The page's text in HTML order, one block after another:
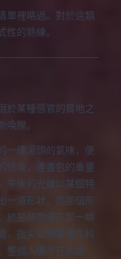
單裡略過。對於這類
的熟練。
於某種感官的質地之
醒。
一縷湯頭的氣味，便
傍晚，連書包的重量
午後的光線以某個特
一道形狀，而那個形
於是時間便在那一瞬
，指尖碰到某種布料
整個人便不在此處